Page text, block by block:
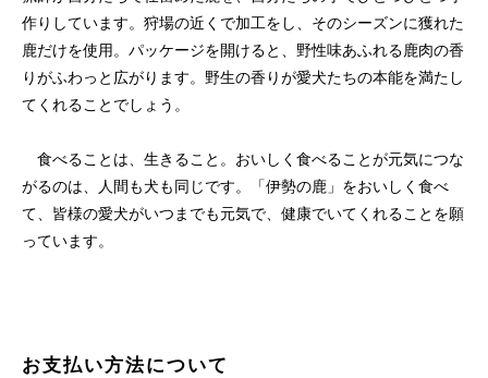
作りしています。狩場の近くで加工をし、そのシーズンに獲れた
鹿だけを使用。パッケージを開けると、野性味あふれる鹿肉の香
りがふわっと広がります。野生の香りが愛犬たちの本能を満たし
てくれることでしょう。
食べることは、生きること。おいしく食べることが元気につな
がるのは、人間も犬も同じです。「伊勢の鹿」をおいしく食べ
て、皆様の愛犬がいつまでも元気で、健康でいてくれることを願
っています。
お支払い方法について